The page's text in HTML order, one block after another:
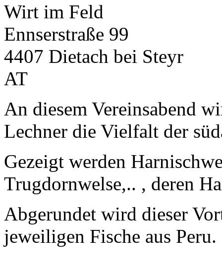
Wirt im Feld
Ennserstraße 99
4407 Dietach bei Steyr
AT
An diesem Vereinsabend
Lechner die Vielfalt der
Gezeigt werden
Trugdornwelse,.. , deren
Abgerundet wird dieser
jeweiligen Fische aus Peru.